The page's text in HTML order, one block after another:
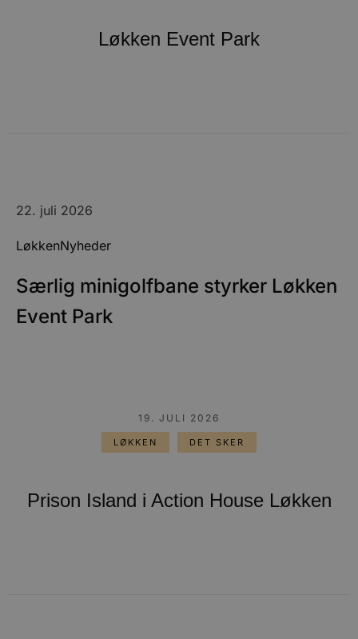
Løkken Event Park
22. juli 2026
LøkkenNyheder
Særlig minigolfbane styrker Løkken
Event Park
LØKKEN DET SKER
Prison Island i Action House Løkken
19. JULI 2026